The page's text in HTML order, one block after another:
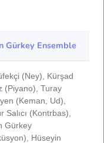
Gürkey Ensemble
(Ney), Kürşad
(Piyano), Turay
(Keman, Ud),
Salıcı (Kontrbas),
Gürkey
Hüseyin